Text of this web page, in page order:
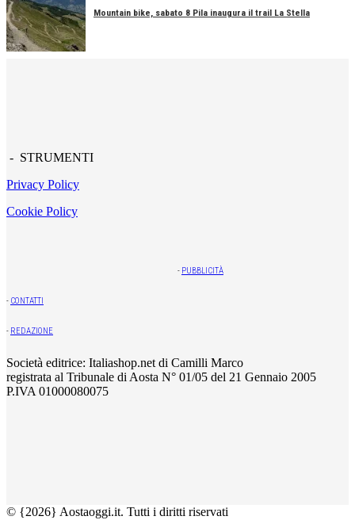
Mountain bike, sabato 8 Pila inaugura il trail La Stella
- STRUMENTI
Privacy Policy
Cookie Policy
- PUBBLICITÀ
- CONTATTI
- REDAZIONE
Società editrice: Italiashop.net di Camilli Marco
registrata al Tribunale di Aosta N° 01/05 del 21 Gennaio 2005
P.IVA 01000080075
© {2026} Aostaoggi.it. Tutti i diritti riservati